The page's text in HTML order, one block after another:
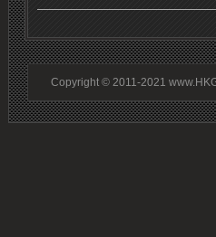
Copyright © 2011-2021